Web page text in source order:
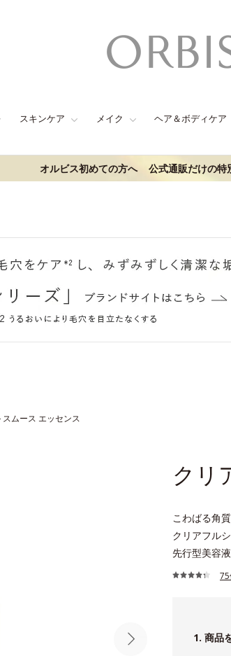
スキンケア メイク ヘア＆ボディケア
オルビス初めての方へ 公式通販だけの特
スムース エッセンス
クリ
こわばる角
クリアフル
先行型美容液
1. 商品